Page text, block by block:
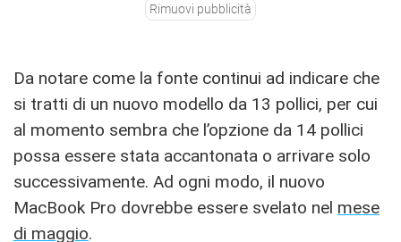
Rimuovi pubblicità
Da notare come la fonte continui ad indicare che
si tratti di un nuovo modello da 13 pollici, per cui
al momento sembra che l’opzione da 14 pollici
possa essere stata accantonata o arrivare solo
successivamente. Ad ogni modo, il nuovo
MacBook Pro dovrebbe essere svelato nel mese
di maggio.